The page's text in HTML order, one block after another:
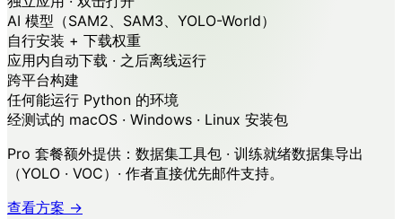
AI 模型（SAM2、SAM3、YOLO-World）
自行安装 + 下载权重
应用内自动下载 · 之后离线运行
跨平台构建
任何能运行 Python 的环境
经测试的 macOS · Windows · Linux 安装包
Pro 套餐额外提供： 数据集工具包 · 训练就绪数据集导出
（YOLO · VOC）· 作者直接优先邮件支持。
查看方案 →